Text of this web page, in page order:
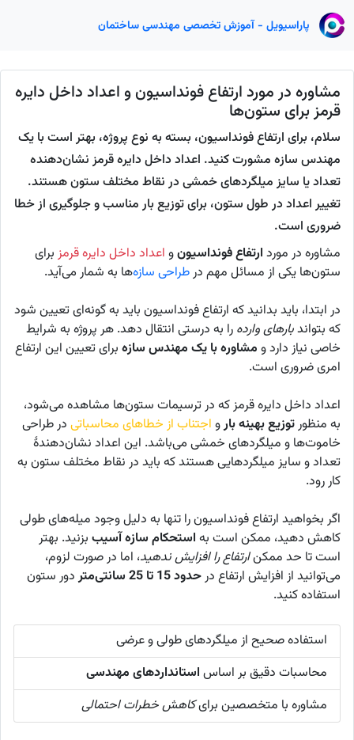
پاراسیویل - آموزش تخصصی مهندسی ساختمان
مشاوره در مورد ارتفاع فونداسیون و اعداد داخل دایره
قرمز برای ستون‌ها
سلام، برای ارتفاع فونداسیون، بسته به نوع پروژه، بهتر است با یک
مهندس سازه مشورت کنید. اعداد داخل دایره قرمز نشان‌دهنده
تعداد یا سایز میلگردهای خمشی در نقاط مختلف ستون هستند.
تغییر اعداد در طول ستون، برای توزیع بار مناسب و جلوگیری از خطا
ضروری است.
مشاوره در مورد ارتفاع فونداسیونو اعداد داخل دایره قرمز برای
ستون‌ها یکی از مسائل مهم درطراحی سازه‌ها به شمار می‌آید.
در ابتدا، باید بدانید که ارتفاع فونداسیون باید به گونه‌ای تعیین شود
که بتواندبارهای وارده را به درستی انتقال دهد. هر پروژه به شرایط
خاصی نیاز دارد و مشاوره با یک مهندس سازه برای تعیین این ارتفاع
امری ضروری است.
اعداد داخل دایره قرمز که در ترسیمات ستون‌ها مشاهده می‌شود،
به منظورتوزیع بهینه بارو اجتناب از خطا‌های محاسباتی در طراحی
خاموت‌ها و میلگردهای خمشی می‌باشد. این اعداد نشان‌دهندهٔ
تعداد و سایز میلگردهایی هستند که باید در نقاط مختلف ستون به
کار رود.
اگر بخواهید ارتفاع فونداسیون را تنها به دلیل وجود میله‌های طولی
کاهش دهید، ممکن است به استحکام سازه آسیب بزنید. بهتر
است تا حد ممکنارتفاع را افزایش ندهید، اما در صورت لزوم،
می‌توانید از افزایش ارتفاع درحدود 15 تا 25 سانتی‌متر
دور ستون
استفاده کنید.
استفاده صحیح از میلگردهای طولی و عرضی
محاسبات دقیق بر اساس استانداردهای مهندسی
مشاوره با متخصصین برایکاهش خطرات احتمالی